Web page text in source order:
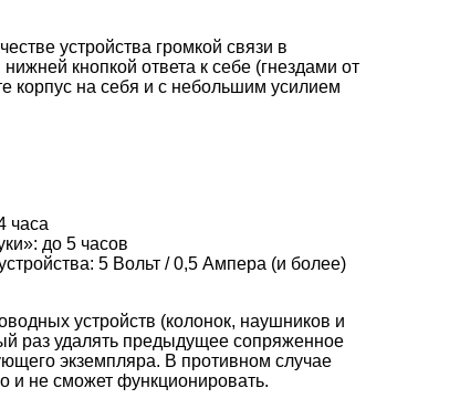
устройства громкой связи в
кнопкой ответа к себе (гнездами от
корпус на себя и с небольшим усилием
часа
до 5 часов
5 Вольт / 0,5 Ампера (и более)
устройств (колонок, наушников и
раз удалять предыдущее сопряженное
экземпляра. В противном случае
и не сможет функционировать.